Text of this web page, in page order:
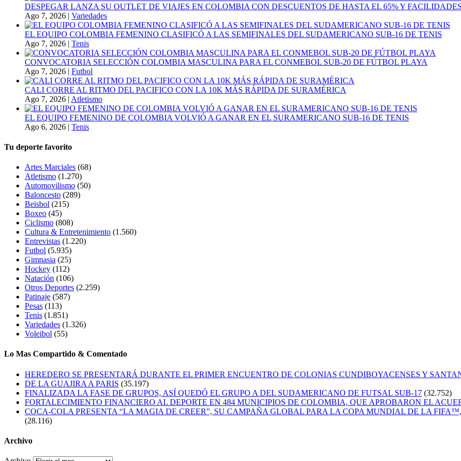
DESPEGAR LANZA SU OUTLET DE VIAJES EN COLOMBIA CON DESCUENTOS DE HASTA EL 65% Y
Ago 7, 2026 | Variedades
EL EQUIPO COLOMBIA FEMENINO CLASIFICÓ A LAS SEMIFINALES DEL SUDAMERICANO SUB-16 DE TENIS
Ago 7, 2026 | Tenis
CONVOCATORIA SELECCIÓN COLOMBIA MASCULINA PARA EL CONMEBOL SUB-20 DE FÚTBOL PLAYA
Ago 7, 2026 | Futbol
CALI CORRE AL RITMO DEL PACIFICO CON LA 10K MÁS RÁPIDA DE SURAMÉRICA
Ago 7, 2026 | Atletismo
EL EQUIPO FEMENINO DE COLOMBIA VOLVIÓ A GANAR EN EL SURAMERICANO SUB-16 DE TENIS
Ago 6, 2026 | Tenis
Tu deporte favorito
Artes Marciales (68)
Atletismo (1.270)
Automovilismo (50)
Baloncesto (289)
Beisbol (215)
Boxeo (45)
Ciclismo (808)
Cultura & Entretenimiento (1.560)
Entrevistas (1.220)
Futbol (5.935)
Gimnasia (25)
Hockey (112)
Natación (106)
Otros Deportes (2.259)
Patinaje (587)
Pesas (113)
Tenis (1.851)
Variedades (1.326)
Voleibol (55)
Lo Mas Compartido & Comentado
HEREDERO SE PRESENTARÁ DURANTE EL PRIMER ENCUENTRO DE COLONIAS CUNDIBOYACENSES Y
DE LA GUAJIRA A PARIS (35.197)
FINALIZADA LA FASE DE GRUPOS, ASÍ QUEDÓ EL GRUPO A DEL SUDAMERICANO DE FUTSAL SUB-17 (32.752)
FORTALECIMIENTO FINANCIERO AL DEPORTE EN 484 MUNICIPIOS DE COLOMBIA, QUE APROBARON EL
COCA-COLA PRESENTA “LA MAGIA DE CREER”, SU CAMPAÑA GLOBAL PARA LA COPA MUNDIAL DE LA
(28.116)
Archivo